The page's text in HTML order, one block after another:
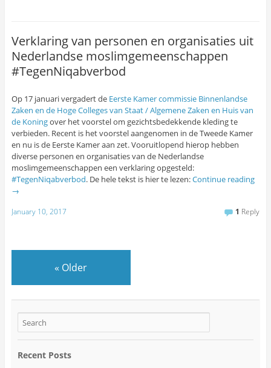
Verklaring van personen en organisaties uit
Nederlandse moslimgemeenschappen
#TegenNiqabverbod
Op 17 januari vergadert de Eerste Kamer commissie Binnenlandse
Zaken en de Hoge Colleges van Staat / Algemene Zaken en Huis van
de Koningover het voorstel om gezichtsbedekkende kleding te
verbieden. Recent is het voorstel aangenomen in de Tweede Kamer
en nu is de Eerste Kamer aan zet. Vooruitlopend hierop hebben
diverse personen en organisaties van de Nederlandse
moslimgemeenschappen een verklaring opgesteld:
#TegenNiqabverbod. De hele tekst is hier te lezen:Continue reading
→
January 10, 2017 1 Reply
« Older
Recent Posts